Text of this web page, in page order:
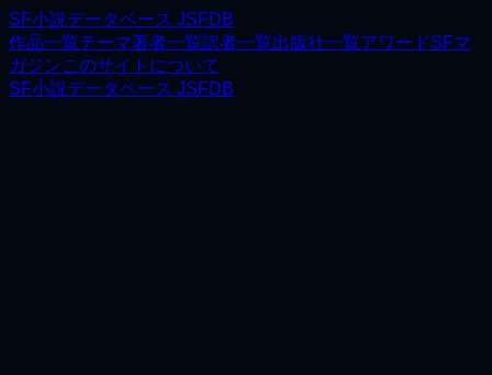
SF小説データベース JSFDB
作品一覧テーマ著者一覧訳者一覧出版社一覧アワードSFマ
ガジンこのサイトについて
SF小説データベース JSFDB